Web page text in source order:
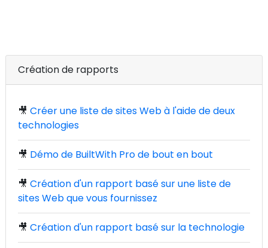
Création de rapports
🎥 Créer une liste de sites Web à l'aide de deux
technologies
🎥 Démo de BuiltWith Pro de bout en bout
🎥 Création d'un rapport basé sur une liste de
sites Web que vous fournissez
🎥 Création d'un rapport basé sur la technologie